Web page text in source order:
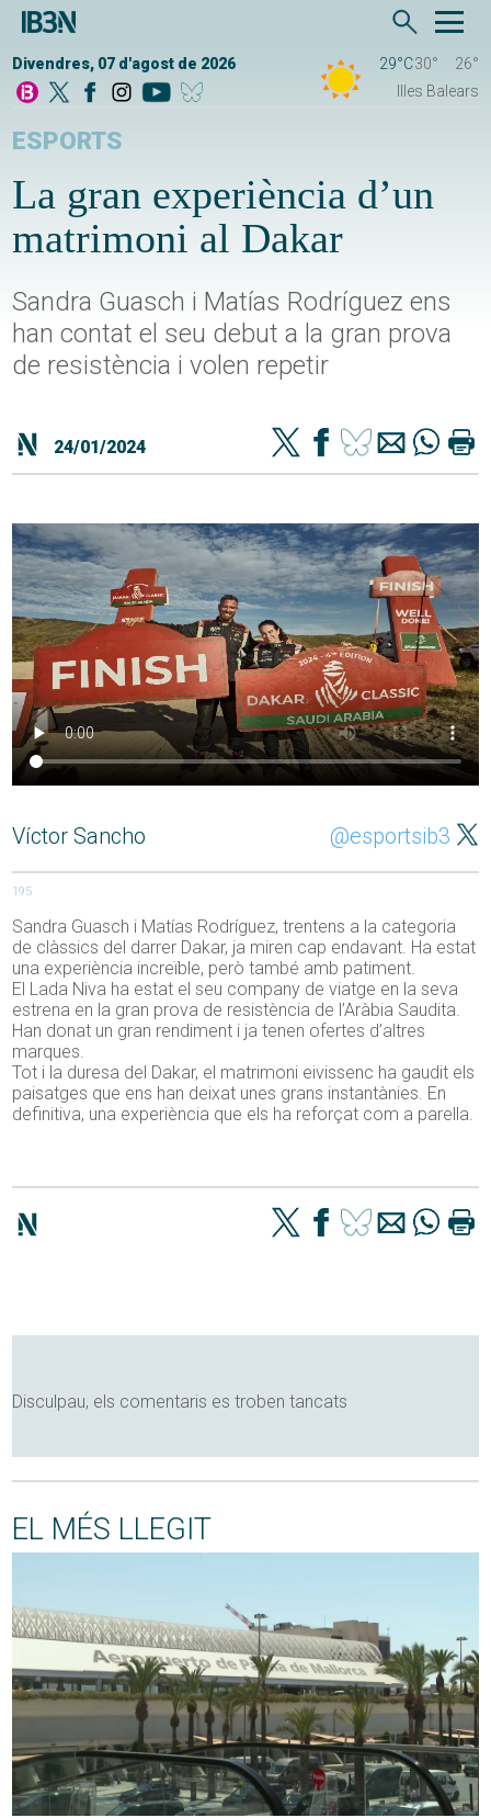
Divendres, 07 d'agost de 2026 29°C30°
26°
Illes Balears
ESPORTS
La gran experiència d’un
matrimoni al Dakar
Sandra Guasch i Matías Rodríguez ens
han contat el seu debut a la gran prova
de resistència i volen repetir
24/01/2024
Víctor Sancho @esportsib3
195
Sandra Guasch i Matías Rodríguez, trentens a la categoria
de clàssics del darrer Dakar, ja miren cap endavant. Ha estat
una experiència increïble, però també amb patiment.
El Lada Niva ha estat el seu company de viatge en la seva
estrena en la gran prova de resistència de l’Aràbia Saudita.
Han donat un gran rendiment i ja tenen ofertes d’altres
marques.
Tot i la duresa del Dakar, el matrimoni eivissenc ha gaudit els
paisatges que ens han deixat unes grans instantànies. En
definitiva, una experiència que els ha reforçat com a parella.
Disculpau, els comentaris es troben tancats
EL MÉS LLEGIT